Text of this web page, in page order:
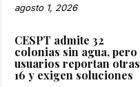
agosto 1, 2026
CESPT admite 32
colonias sin agua, pero
usuarios reportan otras
16 y exigen soluciones